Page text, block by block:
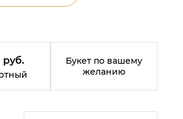
руб.
Букет по вашему
желанию